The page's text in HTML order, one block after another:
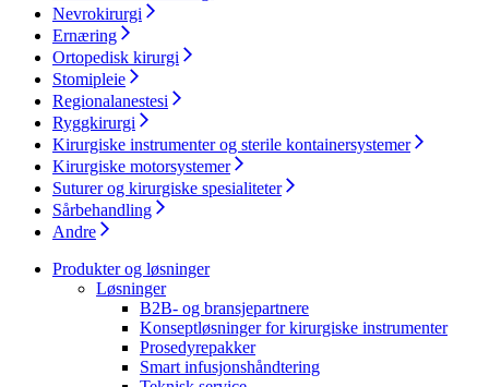
Produktkatalog​
Finn produktene du leter etter. ​Besøk B. Brauns
Urinretensjon​
Selvkateterisering med deg og​
miljøet i fokus. Besøk våre sider for å ​
Kontakt
Innovasjonshub​
La oss drive innovasjon innen medisinsk ​teknologi sammen.
Lær mer om vår innovasjonshub og presenter din idé.​
Nevrokirurgi
Ernæring
Ortopedisk kirurgi
Stomipleie
Regionalanestesi
Ryggkirurgi
Kirurgiske instrumenter og sterile kontainersystemer
Kirurgiske motorsystemer
Suturer og kirurgiske spesialiteter
Sårbehandling
Andre
Produkter og løsninger
Løsninger
B2B- og bransjepartnere
Konseptløsninger for kirurgiske instrumenter
Prosedyrepakker
Smart infusjonshåndtering